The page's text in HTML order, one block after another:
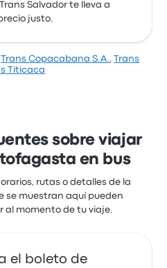
Salvador te lleva a
justo.
Trans Copacabana S.A. ,Trans
Titicaca
sobre viajar
en bus
rutas o detalles de la
se muestran aquí pueden
al momento de tu viaje.
el boleto de